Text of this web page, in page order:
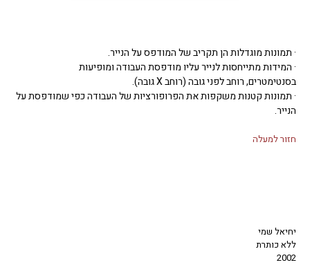
· תמונות מוגדלות הן תקריב של המודפס על הנייר.
· המידות מתייחסות לנייר עליו מודפסת העבודה ומופיעות
בסנטימטרים, רוחב לפני גובה (רוחב X גובה).
· תמונות קטנות משקפות את הפרופורציות של העבודה כפי שמודפסת על
הנייר.
חזור למעלה
יחיאל שמי
ללא כותרת
2002